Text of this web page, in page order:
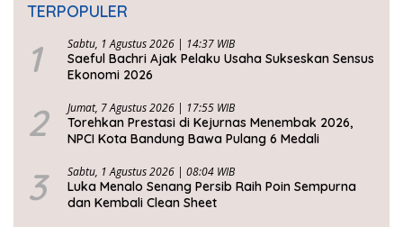
TERPOPULER
1 Sabtu, 1 Agustus 2026 | 14:37 WIB
Saeful Bachri Ajak Pelaku Usaha Sukseskan Sensus
Ekonomi 2026
2 Jumat, 7 Agustus 2026 | 17:55 WIB
Torehkan Prestasi di Kejurnas Menembak 2026,
NPCI Kota Bandung Bawa Pulang 6 Medali
3 Sabtu, 1 Agustus 2026 | 08:04 WIB
Luka Menalo Senang Persib Raih Poin Sempurna
dan Kembali Clean Sheet